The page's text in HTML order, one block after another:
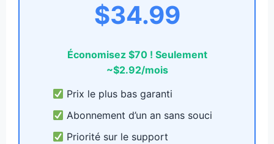
$34.99
Économisez $70 ! Seulement
~$2.92/mois
Prix le plus bas garanti
Abonnement d’un an sans souci
Priorité sur le support